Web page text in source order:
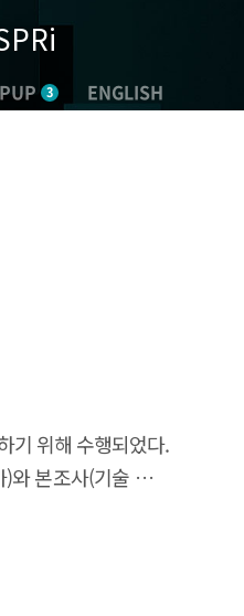
3 ENGLISH
기 위해 수행되었다.
본조사(기술 분야
며, 이를 바탕으로
약신호 기술군은